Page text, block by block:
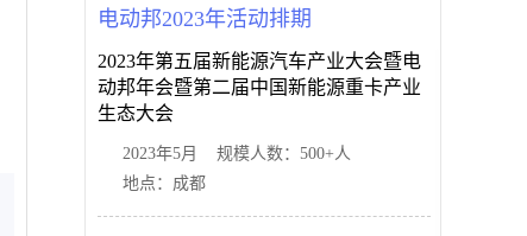
电动邦2023年活动排期
2023年第五届新能源汽车产业大会暨电
动邦年会暨第二届中国新能源重卡产业
生态大会
2023年5月 规模人数：500+人
地点：成都